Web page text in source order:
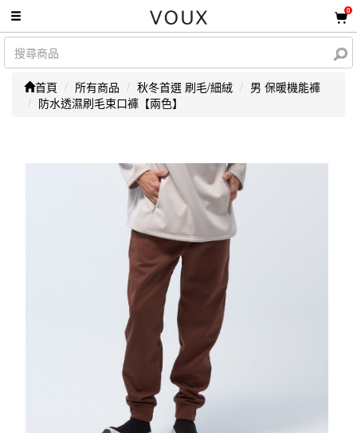
0
首頁 所有商品 秋冬首選 刷毛/細絨
男 保暖機能褲
防水透濕刷毛束口褲【兩色】